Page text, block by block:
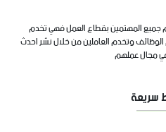
المهتمين بقطاع العمل فهي تخدم
وتخدم العاملين من خلال نشر احدث
في مجال عملهم
سريعة